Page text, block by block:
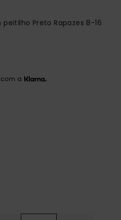
Preto Rapazes 8-16
a